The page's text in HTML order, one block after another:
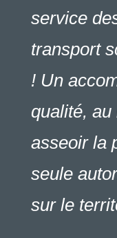
service
transport
! Un
qualité,
asseoir la
seule
sur le